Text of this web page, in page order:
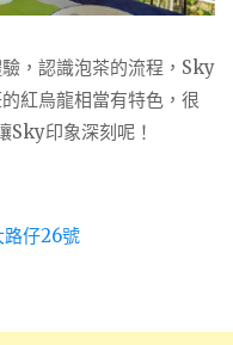
，認識泡茶的流程，Sky
紅烏龍相當有特色，很
Sky印象深刻呢！
仔26號